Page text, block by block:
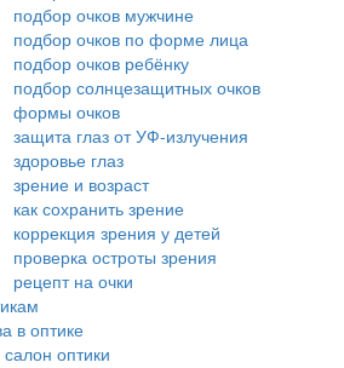
подбор очков мужчине
подбор очков по форме лица
подбор очков ребёнку
подбор солнцезащитных очков
формы очков
защита глаз от УФ-излучения
здоровье глаз
зрение и возраст
как сохранить зрение
коррекция зрения у детей
проверка остроты зрения
рецепт на очки
в оптике
оптики